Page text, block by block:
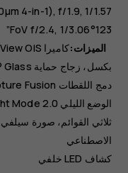
4-in-1), f/1.9, 1/1.57”
123°FoV f/2.4, 1/3.06”
الميزات:
ثلاثي القوائم، صورة
الاصطناعي
كشاف LED خلفي